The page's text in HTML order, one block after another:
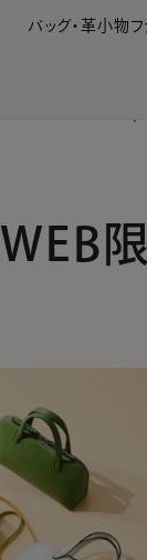
バッグ・革小物
WEB